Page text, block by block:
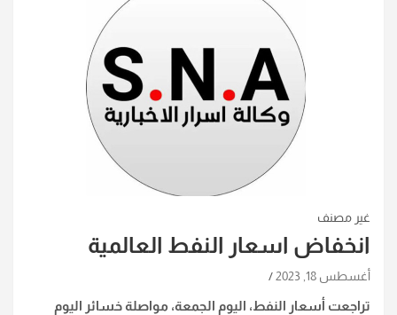
غير مصنف
انخفاض اسعار النفط العالمية
أغسطس 18, 2023
تراجعت أسعار النفط، اليوم الجمعة، مواصلة خسائر اليوم